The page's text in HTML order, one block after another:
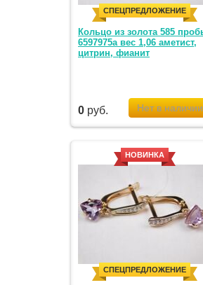
СПЕЦПРЕДЛОЖЕНИЕ
Кольцо из золота 585
6597975а вес 1,06 аметист,
цитрин, фианит
0 руб.
НОВИНКА
СПЕЦПРЕДЛОЖЕНИЕ